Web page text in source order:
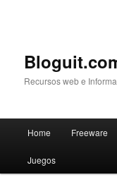
Recursos web e
Skip
to
Skip
to
Home Freeware
Juegos